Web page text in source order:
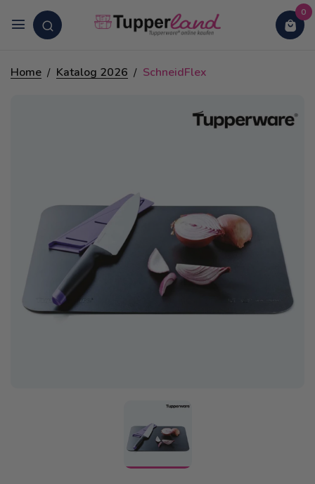
0
Home Katalog 2026 SchneidFlex